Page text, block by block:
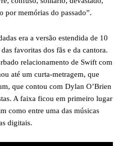
por memórias do passado”.
era a versão estendida de 10
favoritas dos fãs e da cantora.
relacionamento de Swift com
até um curta-metragem, que
que contou com Dylan O’Brien
A faixa ficou em primeiro lugar
como entre uma das músicas
digitais.